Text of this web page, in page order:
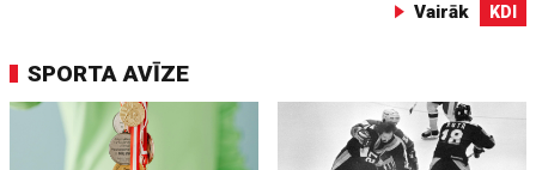
Vairāk KDI
SPORTA AVĪZE